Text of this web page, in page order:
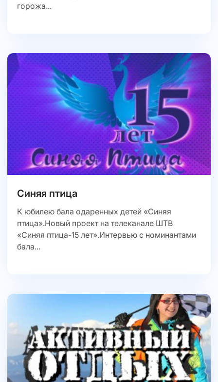
горожа...
Синяя птица
К юбилею бала одаренных детей «Синяя
птица».Новый проект на телеканале ШТВ
«Синяя птица-15 лет».Интервью с номинантами
бала...